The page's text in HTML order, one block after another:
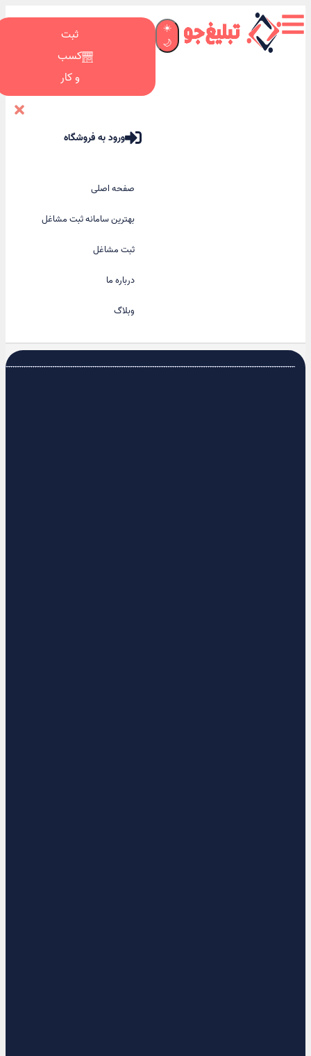
☀️
🌙
ثبت
کسب
و کار
ورود به فروشگاه
صفحه اصلی
بهترین سامانه ثبت مشاغل
ثبت مشاغل
درباره ما
وبلاگ